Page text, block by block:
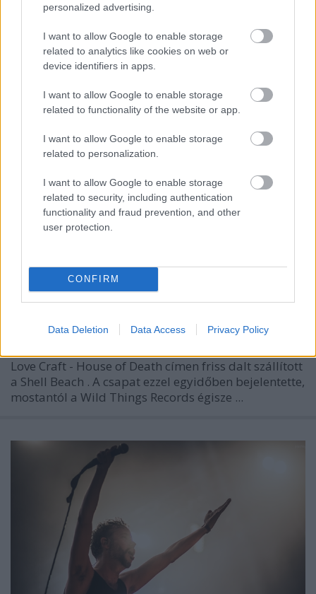
personalized advertising.
I want to allow Google to enable storage
related to analytics like cookies on web or
device identifiers in apps.
I want to allow Google to enable storage
related to functionality of the website or app.
I want to allow Google to enable storage
related to personalization.
I want to allow Google to enable storage
related to security, including authentication
functionality and fraud prevention, and other
user protection.
CONFIRM
Data Deletion Data Access Privacy Policy
A Wild Thing Recordshoz került a
theshattered•2022. november 19.
Love Craft - House of Death címen friss dalt szállított
a Shell Beach . A csapat ezzel egyidőben bejelentette,
mostantól a Wild Things Records égisze ...